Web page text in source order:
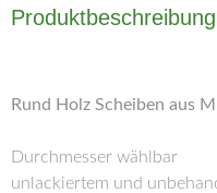
Produktbeschreibung
Rund Holz Scheiben aus
Durchmesser wählbar
unlackiertem und